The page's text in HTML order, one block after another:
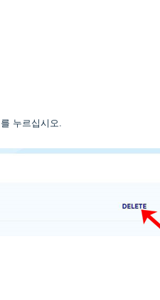
누르십시오.